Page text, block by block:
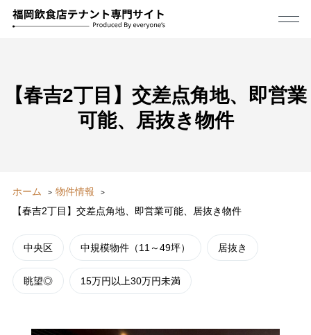
【春吉2丁目】交差点角地、即営業
可能、居抜き物件
ホーム
物件情報
【春吉2丁目】交差点角地、即営業可能、居抜き物件
中央区 中規模物件（11～49坪） 居抜き
眺望◎ 15万円以上30万円未満